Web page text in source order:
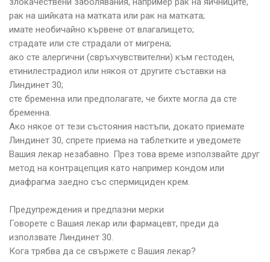
рак на шийката на матката или рак на матката;
имате необичайно кървене от влагалището;
страдате или сте страдали от мигрена;
ако сте алергични (свръхчувствителни) към гестоден,
етинилестрадиол или някоя от другите съставки на
Линдинет 30;
сте бременна или предполагате, че бихте могла да сте
бременна.
Ако някое от тези състояния настъпи, докато приемате
Линдинет 30, спрете приема на таблетките и уведомете
Вашия лекар незабавно. През това време използвайте друг
метод на контрацепция като например кондом или
диафрагма заедно със спермициден крем.
Предупреждения и предпазни мерки
Говорете с Вашия лекар или фармацевт, преди да
използвате Линдинет 30.
Кога трябва да се свържете с Вашия лекар?